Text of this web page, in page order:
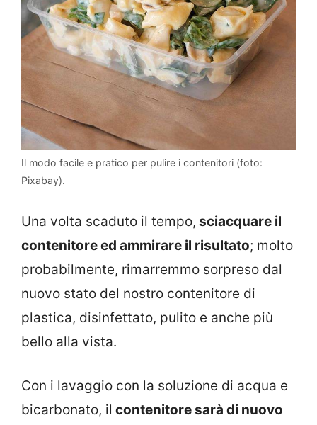
Il modo facile e pratico per pulire i contenitori (foto:
Pixabay).
Una volta scaduto il tempo, sciacquare il
contenitore ed ammirare il risultato; molto
probabilmente, rimarremmo sorpreso dal
nuovo stato del nostro contenitore di
plastica, disinfettato, pulito e anche più
bello alla vista.
Con i lavaggio con la soluzione di acqua e
bicarbonato, il contenitore sarà di nuovo